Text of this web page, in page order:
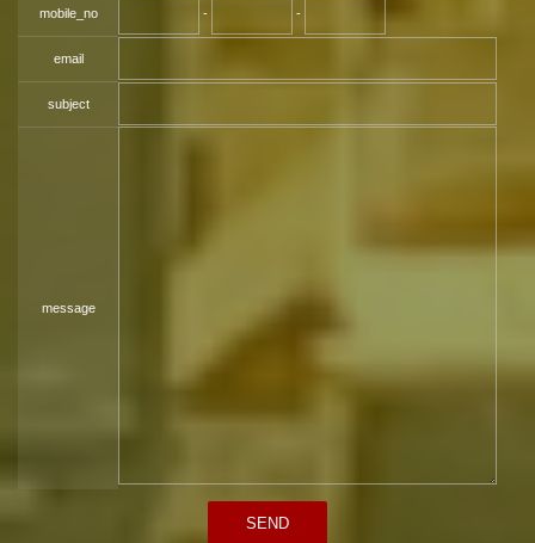
mobile_no - -
email
subject
message
SEND